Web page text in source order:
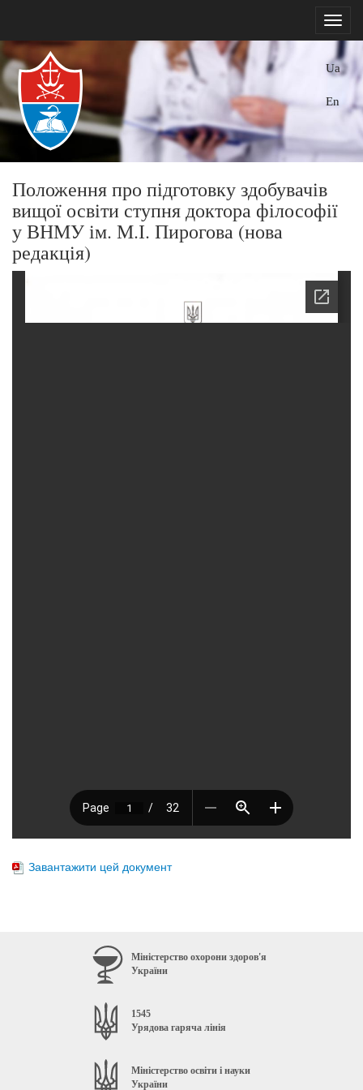
Ua
En
Положення про підготовку здобувачів
вищої освіти ступня доктора філософії
у ВНМУ ім. М.І. Пирогова (нова
редакція)
Завантажити цей документ
Міністерство охорони здоров'я
України
1545
Урядова гаряча лінія
Міністерство освіти і науки
України